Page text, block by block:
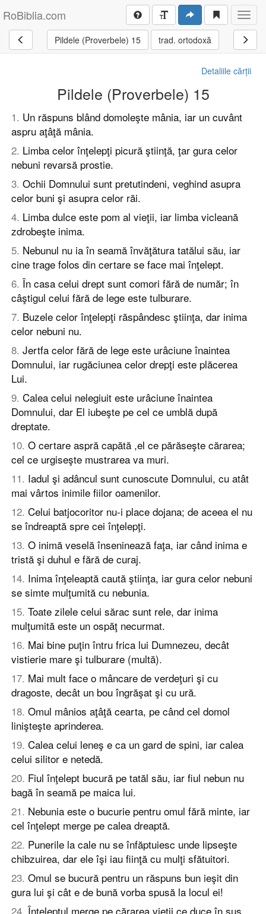
RoBiblia.com
Pildele (Proverbele) 15 trad. ortodoxă
Detaliile cărții
Pildele (Proverbele) 15
1. Un răspuns blând domoleşte mânia, iar un cuvânt
aspru aţâţă mânia.
2. Limba celor înţelepţi picură ştiinţă, ţar gura celor
nebuni revarsă prostie.
3. Ochii Domnului sunt pretutindeni, veghind asupra
celor buni şi asupra celor răi.
4. Limba dulce este pom al vieţii, iar limba vicleană
zdrobeşte inima.
5. Nebunul nu ia în seamă învăţătura tatălui său, iar
cine trage folos din certare se face mai înţelept.
6. În casa celui drept sunt comori fără de număr; în
câştigul celui fără de lege este tulburare.
7. Buzele celor înţelepţi răspândesc ştiinţa, dar inima
celor nebuni nu.
8. Jertfa celor fără de lege este urâciune înaintea
Domnului, iar rugăciunea celor drepţi este plăcerea
Lui.
9. Calea celui nelegiuit este urâciune înaintea
Domnului, dar El iubeşte pe cel ce umblă după
dreptate.
10. O certare aspră capătă ,el ce părăseşte cărarea;
cel ce urgiseşte mustrarea va muri.
11. Iadul şi adâncul sunt cunoscute Domnului, cu atât
mai vârtos inimile fiilor oamenilor.
12. Celui batjocoritor nu-i place dojana; de aceea el nu
se îndreaptă spre cei înţelepţi.
13. O inimă veselă înseninează faţa, iar când inima e
tristă şi duhul e fără de curaj.
14. Inima înţeleaptă caută ştiinţa, iar gura celor nebuni
se simte mulţumită cu nebunia.
15. Toate zilele celui sărac sunt rele, dar inima
mulţumită este un ospăţ necurmat.
16. Mai bine puţin întru frica lui Dumnezeu, decât
vistierie mare şi tulburare (multă).
17. Mai mult face o mâncare de verdeţuri şi cu
dragoste, decât un bou îngrăşat şi cu ură.
18. Omul mânios aţâţă cearta, pe când cel domol
linişteşte aprinderea.
19. Calea celui leneş e ca un gard de spini, iar calea
celui silitor e netedă.
20. Fiul înţelept bucură pe tatăl său, iar fiul nebun nu
bagă în seamă pe maica lui.
21. Nebunia este o bucurie pentru omul fără minte, iar
cel înţelept merge pe calea dreaptă.
22. Punerile la cale nu se înfăptuiesc unde lipseşte
chibzuirea, dar ele îşi iau fiinţă cu mulţi sfătuitori.
23. Omul se bucură pentru un răspuns bun ieşit din
gura lui şi cât e de bună vorba spusă la locul ei!
24. Înţeleptul merge pe cărarea vieţii ce duce în sus,